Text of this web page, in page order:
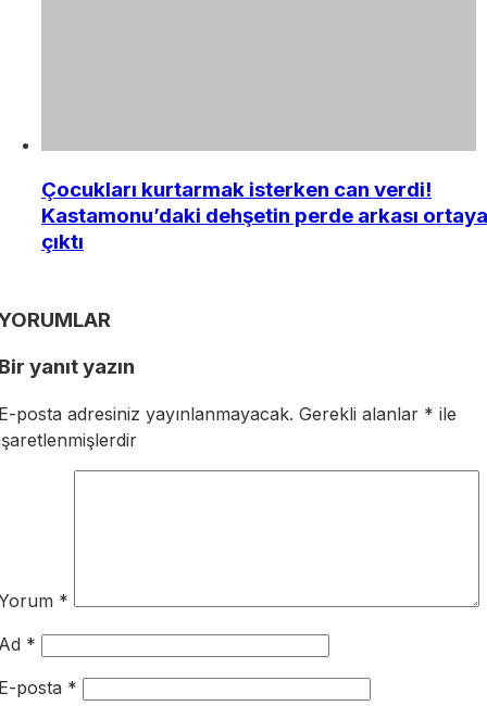
Çocukları kurtarmak isterken can verdi!
Kastamonu’daki dehşetin perde arkası ortaya
çıktı
yanıt yazın
posta adresiniz yayınlanmayacak. Gerekli alanlar * ile
*
*
posta *